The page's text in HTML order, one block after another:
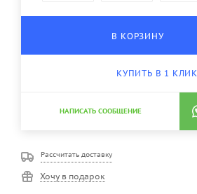
В КОРЗИНУ
КУПИТЬ В 1 КЛИК
НАПИСАТЬ СООБЩЕНИЕ
Рассчитать доставку
Хочу в подарок